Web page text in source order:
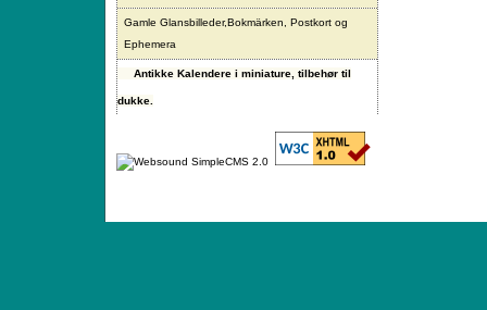
Gamle Glansbilleder,Bokmärken, Postkort og
Ephemera
Antikke Kalendere i miniature, tilbehør til
dukke.